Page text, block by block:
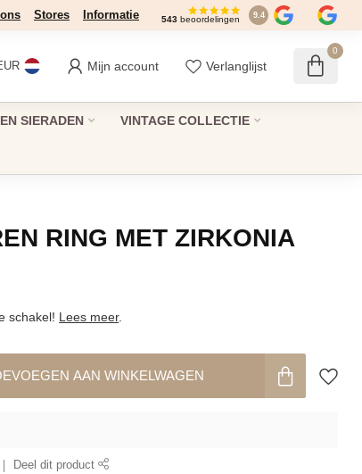
Stores Informatie 543 beoordelingen 9.4
Mijn account Verlanglijst
0
SIERADEN VINTAGE COLLECTIE
RING MET ZIRKONIA
schakel! Lees meer.
AAN WINKELWAGEN
Deel dit product